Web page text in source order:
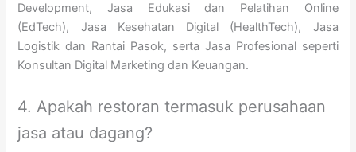
Development, Jasa Edukasi dan Pelatihan Online
(EdTech), Jasa Kesehatan Digital (HealthTech), Jasa
Logistik dan Rantai Pasok, serta Jasa Profesional seperti
Konsultan Digital Marketing dan Keuangan.
4. Apakah restoran termasuk perusahaan
jasa atau dagang?